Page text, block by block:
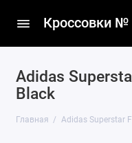
Кроссовки №
Adidas
Black
Главная Adidas Superstar